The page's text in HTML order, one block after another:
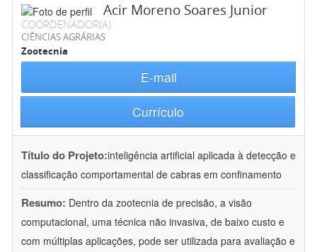
Acir Moreno Soares Junior
COORDENADOR(A)
CIÊNCIAS AGRÁRIAS
Zootecnia
E-mail
Currículo
Título do Projeto:inteligência artificial aplicada à detecção e
classificação comportamental de cabras em confinamento
Resumo: Dentro da zootecnia de precisão, a visão
computacional, uma técnica não invasiva, de baixo custo e
com múltiplas aplicações, pode ser utilizada para avaliação e